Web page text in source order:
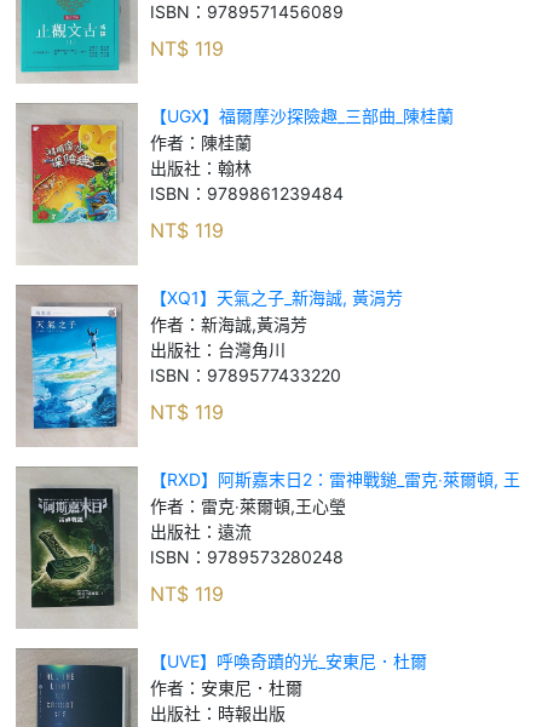
ISBN： 9789571456089
NT$ 119
【UGX】福爾摩沙探險趣_三部曲_陳桂蘭
作者： 陳桂蘭
出版社： 翰林
ISBN： 9789861239484
NT$ 119
【XQ1】天氣之子_新海誠, 黃涓芳
作者： 新海誠,黃涓芳
出版社： 台灣角川
ISBN： 9789577433220
NT$ 119
【RXD】阿斯嘉末日2：雷神戰鎚_雷克‧萊爾頓, 王
心瑩
作者： 雷克‧萊爾頓,王心瑩
出版社： 遠流
ISBN： 9789573280248
NT$ 119
【UVE】呼喚奇蹟的光_安東尼．杜爾
作者： 安東尼．杜爾
出版社： 時報出版